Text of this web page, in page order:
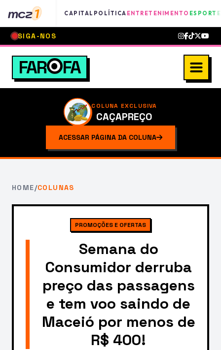
mcz1 CAPITAL POLÍTICA ENTRETENIMENTO
SIGA-NOS
FAR FA
COLUNA EXCLUSIVA
CAÇAPREÇO
ACESSAR PÁGINA DA COLUNA
HOME/COLUNAS
PROMOÇÕES E OFERTAS
Semana do
Consumidor derruba
preço das passagens
e tem voo saindo de
Maceió por menos de
R$ 400!